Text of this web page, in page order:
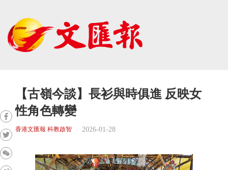
【古嶺今談】長衫與時俱進 反映女
性角色轉變
香港文匯報 科教啟智 2026-01-28